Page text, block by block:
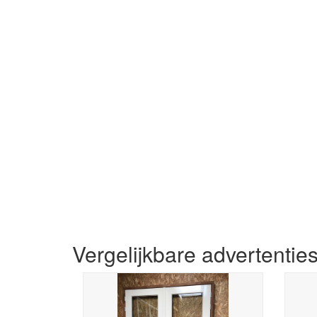
Vergelijkbare